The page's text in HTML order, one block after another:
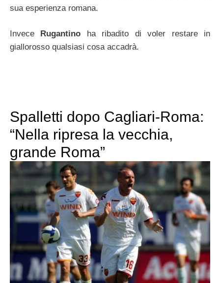
sua esperienza romana.
Invece Rugantino
ha ribadito di voler restare in
giallorosso qualsiasi cosa accadrà.
Spalletti dopo Cagliari-Roma:
“Nella ripresa la vecchia,
grande Roma”